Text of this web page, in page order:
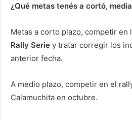
¿Qué metas tenés a cortó,
Metas a corto plazo, competir en
Rally Serie y tratar corregir los
anterior fecha.
A medio plazo, competir en el
Calamuchita en octubre.